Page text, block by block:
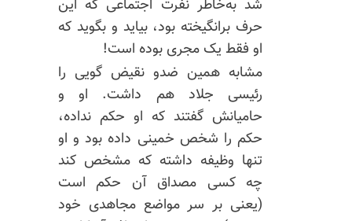
شد به‌خاطر نفرت اجتماعی که این
حرف برانگیخته بود، بیاید و بگوید که
او فقط یک مجری بوده است!
مشابه همین ضدو نقیض گویی را
رئیسی جلاد هم داشت. او و
حامیانش گفتند که او حکم نداده،
حکم را شخص خمینی داده بود و او
تنها وظیفه داشته که مشخص کند
چه کسی مصداق آن حکم است
(یعنی بر سر مواضع مجاهدی خود